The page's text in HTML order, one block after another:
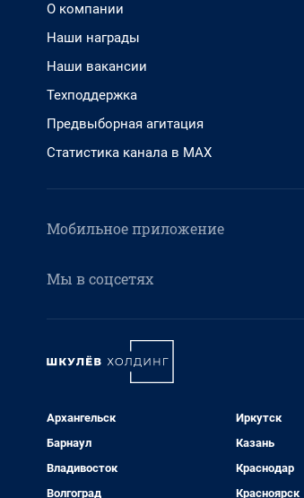
О компании
Наши награды
Наши вакансии
Техподдержка
Предвыборная агитация
Статистика канала в MAX
Мобильное приложение
Мы в соцсетях
Архангельск
Барнаул
Владивосток
Волгоград
Иркутск
Казань
Краснодар
Красноярск